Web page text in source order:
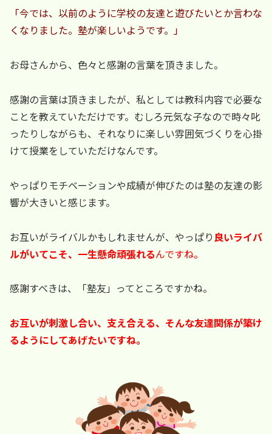
「今では、以前のように学校の友達と遊びたいとか言わな
くなりました。塾が楽しいようです。」
お母さんから、色々と感謝の言葉を頂きました。
感謝の言葉は頂きましたが、私としては教科内容で必要な
ことを教えていただけです。むしろ元気な子なので時々叱
ったりしながらも、それなりに楽しい雰囲気づくりを心掛
けて授業をしていただけなんです。
やっぱりモチベーションや成績が伸びたのは塾の友達の影
響が大きいと感じます。
お互いがライバルかもしれませんが、やっぱり 良いライバ
ルがいてこそ、一生懸命頑張れるんですね。
感謝すべきは、「塾友」ってところですかね。
お互いが刺激し合い、支え合える、そんな友達関係が築け
るようにしてあげたいですね。